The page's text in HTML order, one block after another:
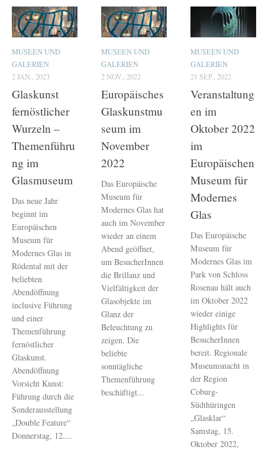
MUSEEN UND
GALERIEN
2 JAN., 2023
Glaskunst
fernöstlicher
Wurzeln –
Themenführu
ng im
Glasmuseum
Das neue Jahr
beginnt im
Europäischen
Museum für
Modernes Glas in
Rödental mit der
beliebten
Abendöffnung
inclusive Führung
und einer
Themenführung
fernöstlicher
Glaskunst.
Abendöffnung
Vorsicht Kunst:
Führung durch die
Sonderausstellung
„Double Feature“
Donnerstag, 12....
MUSEEN UND
GALERIEN
2 NOV., 2022
Europäisches
Glaskunstmu
seum im
November
2022
Das Europäische
Museum für
Modernes Glas hat
auch im November
wieder an einem
Abend geöffnet,
um BesucherInnen
die Brillanz und
Vielfältigkeit der
Glasobjekte im
Glanz der
Beleuchtung zu
zeigen. Die
beliebte
sonntägliche
Themenführung
beschäftigt...
MUSEEN UND
GALERIEN
21 SEP., 2022
Veranstaltung
en im
Oktober 2022
im
Europäischen
Museum für
Modernes
Glas
Das Europäische
Museum für
Modernes Glas im
Park von Schloss
Rosenau hält auch
im Oktober 2022
wieder einige
Highlights für
BesucherInnen
bereit. Regionale
Museumsnacht in
der Region
Coburg-
Südthüringen
„Glasklar“
Samstag, 15.
Oktober 2022,